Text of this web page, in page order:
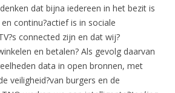
dat bijna iedereen in het bezit is
continu?actief is in sociale
connected zijn en dat wij?
en betalen? Als gevolg daarvan
data in open bronnen, met
veiligheid?van burgers en de